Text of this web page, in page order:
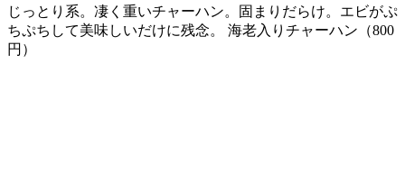
じっとり系。凄く重いチャーハン。固まりだらけ。エビがぷ
ちぷちして美味しいだけに残念。 海老入りチャーハン（800
円）